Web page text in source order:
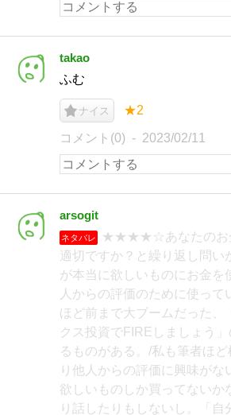
takao
ふむ
ナイス ★2
コメント(0) 2023/02/11
arsogit
ネタバレ
★★★★☆あなたのお
適切ですか？と繰り返し問い
が本当に欲しいものにお金を
人からの評価のために使って
ほど前まで大ブームだった、
クス投資でFIREしましょう
るものがある。/私も筆者ほ
り他人からの評価に興味がな
欲しいものしか買ってないか
り話したりもしないし。「自